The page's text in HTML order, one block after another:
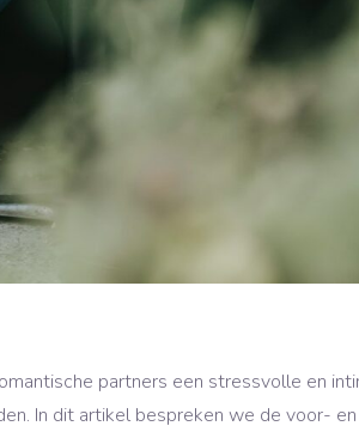
partners een stressvolle en
In dit artikel bespreken we de voor-